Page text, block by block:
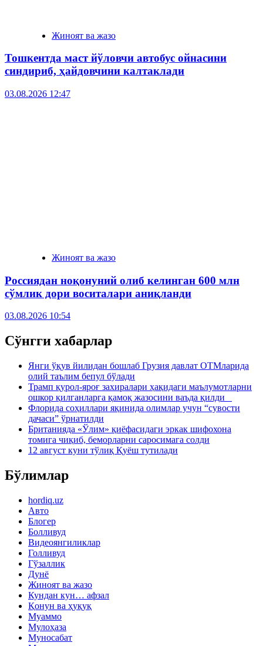
Жиноят ва жазо
Тошкентда маст йўловчи автобус ойнасини
синдириб, ҳайдовчини калтаклади
03.08.2026 12:47
Жиноят ва жазо
Россиядан ноқонуний олиб келинган 600 млн
сўмлик дори воситалари аниқланди
03.08.2026 10:54
Сўнгги хабарлар
Янги ўқув йилидан бошлаб Грузия давлат ОТМларида
олий таълим бепул бўлади
Трамп қурол-яроғ захиралари ҳақидаги маълумотларни
ошкор қилганларга қамоқ жазосини ваъда қилди
Флорида соҳиллари яқинида олимлар учун “сувости
дачаси” ўрнатилди
Британияда «Ўлим» қиёфасидаги эркак шифохона
томига чиқиб, беморларни саросимага солди
12 август куни тўлиқ Қуёш тутилади
Бўлимлар
hordiq.uz
Авто
Блогер
Болливуд
Видеоянгиликлар
Голливуд
Гўзаллик
Дунё
Жиноят ва жазо
Кундан кун… афзал
Қонун ва ҳуқуқ
Муаммо
Мулоҳаза
Муносабат